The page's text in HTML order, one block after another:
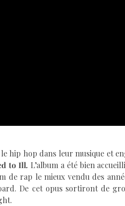
hip hop dans leur musique et
to Ill. L’album a été bien
de rap le mieux vendu des
De cet opus sortiront de